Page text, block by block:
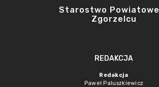
Starostwo
Zgorzelcu
REDAKCJA
Redakcja
Paweł Paluszkiewicz